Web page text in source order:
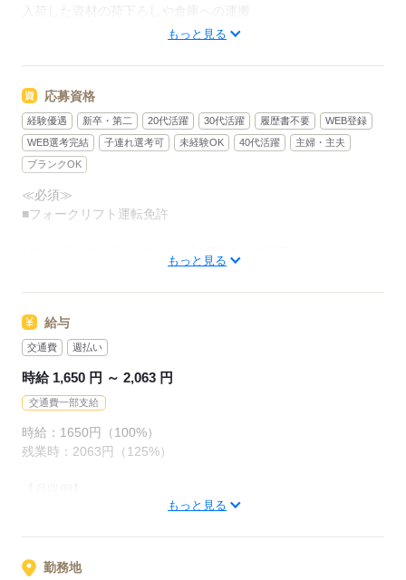
扱う資材はパレット積みが中心で、
リフトでスイスイ運べるから体への負担も少なく、
経験者はもちろん、
実務経験が浅い方でも始めやすい環境です
研修体制も整っているため、
「リフトの資格を活かしたい」
「長く働ける職場がいい」
わからないことはすぐ聞ける安心の環境です。
安定した企業で、スキルを活かしてステップアップしたい方、
ぜひ一緒に働きましょう！
応募する
もっと見る
応募資格
経験優遇 新卒・第二 20代活躍 30代活躍 履歴書不要
WEB登録
WEB選考完結
子連れ選考可 未経験OK 40代活躍
主婦・主夫
ブランクOK
≪必須≫
■フォークリフト運転免許
リフト資格をお持ちであれば未経験でも大歓迎！
＼ こんな方にオススメ！／
◇正社員として安定したい方
◇将来を見据えて、腰を据えて働ける環境を探している方
■即日勤務OK！
勤務開始時期は、ご相談ください。
すぐに働き始めたい！という方もOK
応募する
もっと見る
給与
交通費 週払い
時給 1,650 円 ～ 2,063 円
交通費一部支給
時給：1650円（100%）
残業時：2063円（125%）
1650円×8時間×21日間＋交通費＝月収28万円以上可能！
ご相談ください！
もっと見る
勤務地